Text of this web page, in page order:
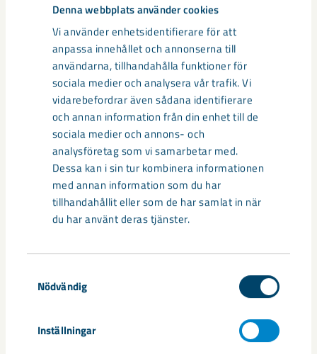
Denna webbplats använder cookies
Vi använder enhetsidentifierare för att
anpassa innehållet och annonserna till
användarna, tillhandahålla funktioner för
sociala medier och analysera vår trafik. Vi
vidarebefordrar även sådana identifierare
och annan information från din enhet till de
sociala medier och annons- och
analysföretag som vi samarbetar med.
Dessa kan i sin tur kombinera informationen
med annan information som du har
tillhandahållit eller som de har samlat in när
du har använt deras tjänster.
Nödvändig
Inställningar
Relaterat innehåll
Så kan humanoida robotar öka
säkerheten i framtidens gruva
Utvecklingen av humanoida robotar, människoliknande
robotar med armar och ben, går snabbt. I takt med att